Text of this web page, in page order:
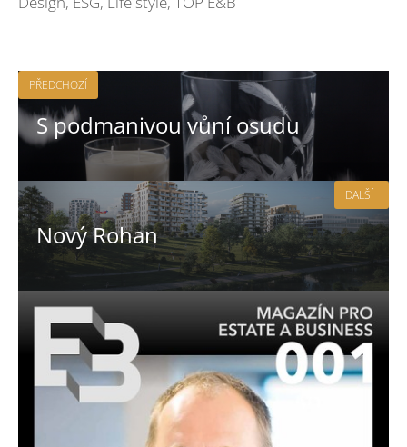
PŘEDCHOZÍ
S podmanivou vůní osudu
Nový Rohan
DALŠÍ